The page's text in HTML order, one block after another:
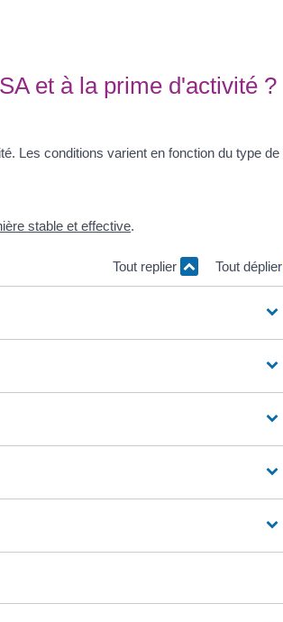
et à la prime d'activité ?
Les conditions varient en fonction du type de
stable et effective.
Tout replier Tout déplier